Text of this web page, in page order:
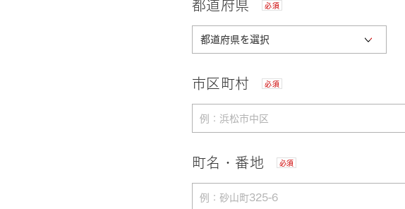
都道府県 必須
市区町村 必須
町名・番地 必須